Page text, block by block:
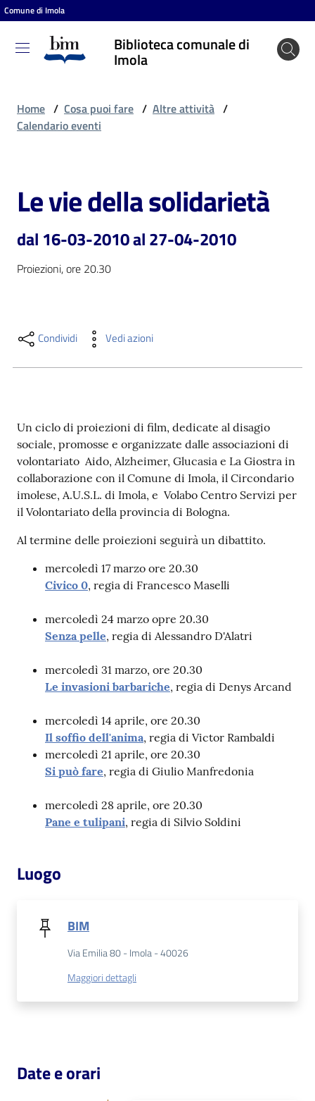
Vai al contenuto
Vai alla navigazione
Vai al footer
Comune di Imola
Biblioteca comunale di
Imola
Biblioteca
comunale
Cosa
puoi
fare
contenuti
Casa
Piani
Archivio
storico
Decentrate
Patto
lettura
Seguici
bibliotecario
Home / Cosa puoi fare / Altre attività /
Calendario eventi
Salta al contenuto
Le vie della solidarietà
dal 16-03-2010 al 27-04-2010
Proiezioni, ore 20.30
Condividi Vedi azioni
Un ciclo di proiezioni di film, dedicate al disagio
sociale, promosse e organizzate dalle associazioni di
volontariato Aido, Alzheimer, Glucasia e La Giostra in
collaborazione con il Comune di Imola, il Circondario
imolese, A.U.S.L. di Imola, e Volabo Centro Servizi per
il Volontariato della provincia di Bologna.
Al termine delle proiezioni seguirà un dibattito.
mercoledì 17 marzo ore 20.30
Civico 0, regia di Francesco Maselli
mercoledì 24 marzo opre 20.30
Senza pelle, regia di Alessandro D'Alatri
mercoledì 31 marzo, ore 20.30
Le invasioni barbariche, regia di Denys Arcand
mercoledì 14 aprile, ore 20.30
Il soffio dell'anima, regia di Victor Rambaldi
mercoledì 21 aprile, ore 20.30
Si può fare, regia di Giulio Manfredonia
mercoledì 28 aprile, ore 20.30
Pane e tulipani, regia di Silvio Soldini
Luogo
BIM
Via Emilia 80 - Imola - 40026
Maggiori dettagli
Date e orari